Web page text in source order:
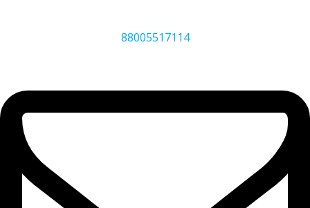
88005517114